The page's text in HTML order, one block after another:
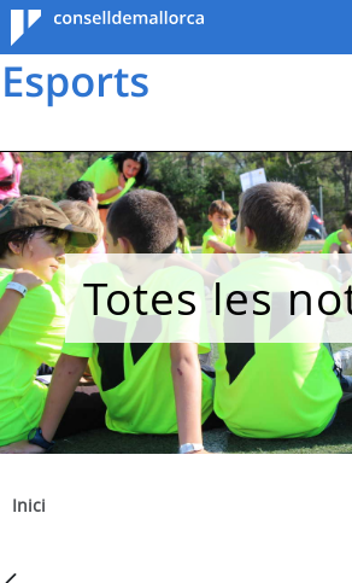
Consell de
Mallorca
Totes les
Inici